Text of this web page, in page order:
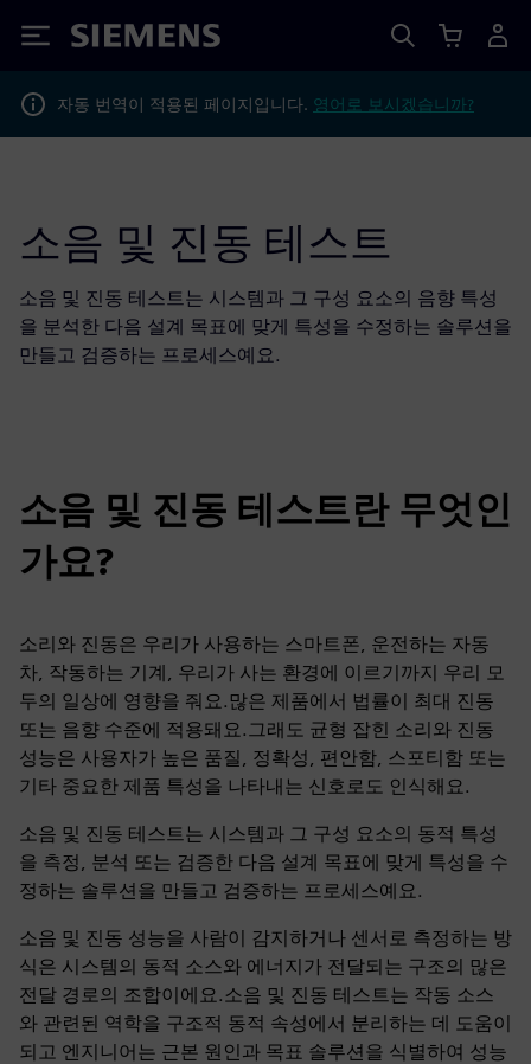
Siemens
자동 번역이 적용된 페이지입니다. 영어로 보시겠습니까?
소음 및 진동 테스트
소음 및 진동 테스트는 시스템과 그 구성 요소의 음향 특성
을 분석한 다음 설계 목표에 맞게 특성을 수정하는 솔루션을
만들고 검증하는 프로세스예요.
소음 및 진동 테스트란 무엇인
가요?
소리와 진동은 우리가 사용하는 스마트폰, 운전하는 자동
차, 작동하는 기계, 우리가 사는 환경에 이르기까지 우리 모
두의 일상에 영향을 줘요.많은 제품에서 법률이 최대 진동
또는 음향 수준에 적용돼요.그래도 균형 잡힌 소리와 진동
성능은 사용자가 높은 품질, 정확성, 편안함, 스포티함 또는
기타 중요한 제품 특성을 나타내는 신호로도 인식해요.
소음 및 진동 테스트는 시스템과 그 구성 요소의 동적 특성
을 측정, 분석 또는 검증한 다음 설계 목표에 맞게 특성을 수
정하는 솔루션을 만들고 검증하는 프로세스예요.
소음 및 진동 성능을 사람이 감지하거나 센서로 측정하는 방
식은 시스템의 동적 소스와 에너지가 전달되는 구조의 많은
전달 경로의 조합이에요.소음 및 진동 테스트는 작동 소스
와 관련된 역학을 구조적 동적 속성에서 분리하는 데 도움이
되고 엔지니어는 근본 원인과 목표 솔루션을 식별하여 성능